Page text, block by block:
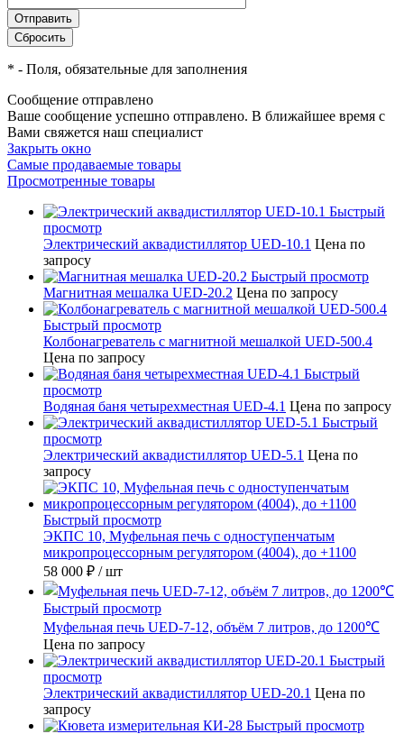
* - Поля, обязательные для заполнения
Сообщение отправлено
Ваше сообщение успешно отправлено. В ближайшее время с
Вами свяжется наш специалист
Закрыть окно
Самые продаваемые товары
Просмотренные товары
Быстрый
просмотр
Электрический аквадистиллятор UED-10.1 Цена по
запросу
Быстрый просмотр
Магнитная мешалка UED-20.2 Цена по запросу
Быстрый просмотр
Колбонагреватель с магнитной мешалкой UED-500.4
Цена по запросу
Быстрый
просмотр
Водяная баня четырехместная UED-4.1 Цена по запросу
Быстрый
просмотр
Электрический аквадистиллятор UED-5.1 Цена по
запросу
Быстрый просмотр
ЭКПС 10, Муфельная печь с одноступенчатым
микропроцессорным регулятором (4004), до +1100
58 000 ₽ / шт
Быстрый просмотр
Муфельная печь UED-7-12, объём 7 литров, до 1200℃
Цена по запросу
Быстрый
просмотр
Электрический аквадистиллятор UED-20.1 Цена по
запросу
Быстрый просмотр